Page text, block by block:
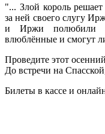
"... Злой король
за ней своего слугу
и Иржи полюбили
влюблённые и смогут
Проведите этот
До встречи на
Билеты в кассе и